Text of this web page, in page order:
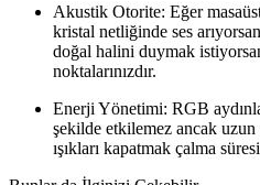
Akustik Otorite: Eğer
kristal netliğinde ses
doğal halini duymak
noktalarınızdır.
Enerji Yönetimi: RGB
şekilde etkilemez ancak uzun
ışıkları kapatmak çalma